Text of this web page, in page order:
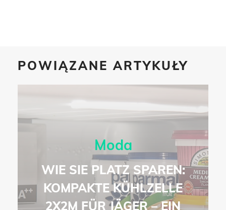
POWIĄZANE ARTYKUŁY
Moda
WIE SIE PLATZ SPAREN:
KOMPAKTE KÜHLZELLE
2X2M FÜR JÄGER – EIN